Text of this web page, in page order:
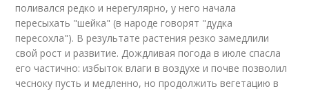
поливался редко и нерегулярно, у него начала
пересыхать "шейка" (в народе говорят "дудка
пересохла"). В результате растения резко замедлили
свой рост и развитие. Дождливая погода в июле спасла
его частично: избыток влаги в воздухе и почве позволил
чесноку пусть и медленно, но продолжить вегетацию в